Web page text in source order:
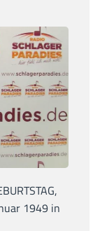
1949 in